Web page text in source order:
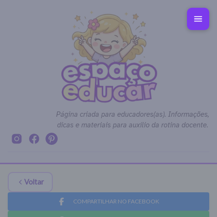
Página criada para educadores(as). Informações,
dicas e materiais para auxílio da rotina docente.
Voltar
COMPARTILHAR NO FACEBOOK